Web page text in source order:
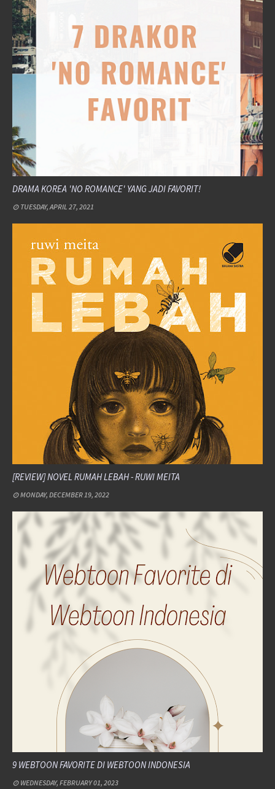
DRAMA KOREA 'NO ROMANCE' YANG JADI FAVORIT!
TUESDAY, APRIL 27, 2021
[REVIEW] NOVEL RUMAH LEBAH - RUWI MEITA
MONDAY, DECEMBER 19, 2022
9 WEBTOON FAVORITE DI WEBTOON INDONESIA
WEDNESDAY, FEBRUARY 01, 2023